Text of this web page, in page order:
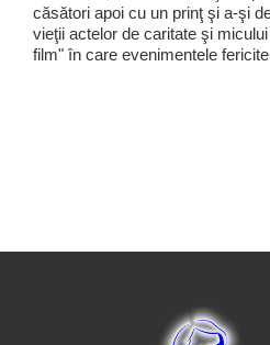
căsători apoi cu un prinţ şi a-şi
vieţii actelor de caritate şi
film" în care evenimentele